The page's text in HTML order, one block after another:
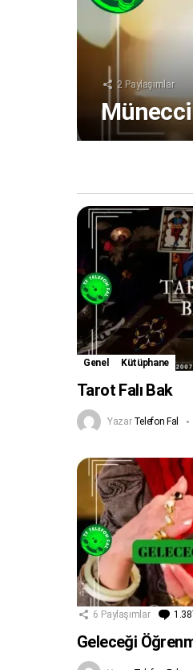
2 Paylaşımlar
Genel Kütüphane
Tarot Falı Bak
Yazar Telefon Fal
6 Paylaşımlar
Geleceği